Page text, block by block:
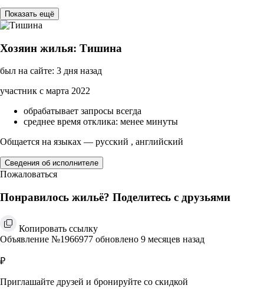
Показать ещё
Хозяин жилья: Тишина
был на сайте: 3 дня назад
участник с марта 2022
обрабатывает запросы всегда
среднее время отклика: менее минуты
Общается на языках — русский , английский
Сведения об исполнителе
Пожаловаться
Понравилось жильё? Поделитесь с друзьями
Копировать ссылку
Объявление №1966977 обновлено 9 месяцев назад
₽
Приглашайте друзей и бронируйте со скидкой